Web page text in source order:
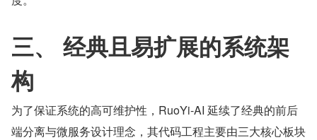
三、 经典且易扩展的系统架
构
为了保证系统的高可维护性，RuoYi-AI 延续了经典的前后
端分离与微服务设计理念，其代码工程主要由三大核心板块